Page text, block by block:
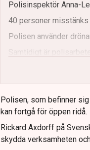
Polisinspektör Anna-
40 personer
Polisen använder
Samtidigt är
Polisen, som befinner
kan fortgå för öppen ridå.
Rickard Axdorff på
skydda verksamheten